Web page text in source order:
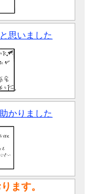
思いました
かりました
ます。